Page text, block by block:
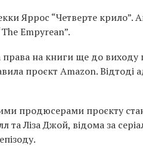
Яррос “Четверте крило”.
Empyrean”.
на книги ще до виходу
проєкт Amazon. Відтоді
продюсерами проєкту
Ліза Джой, відома за